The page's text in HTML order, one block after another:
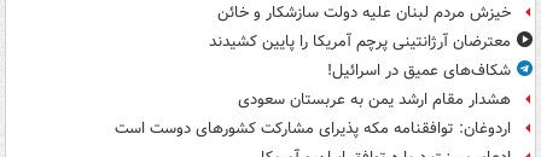
خیزش مردم لبنان علیه دولت سازشکار و خائن
معترضان آرژانتینی پرچم آمریکا را پایین کشیدند
شکاف‌های عمیق در اسرائیل!
هشدار مقام ارشد یمن به عربستان سعودی
اردوغان: توافقنامه مکه پذیرای مشارکت کشورهای دوست است